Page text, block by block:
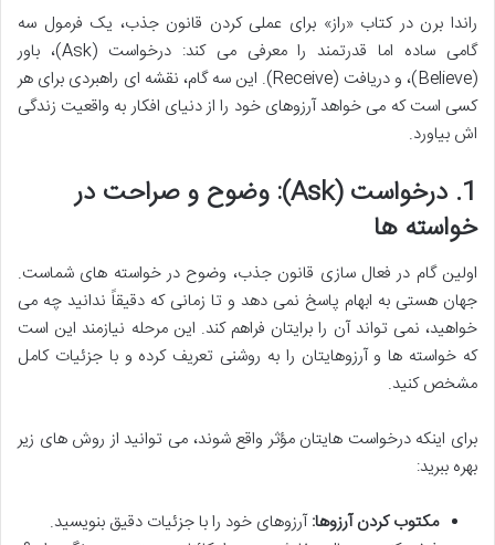
راندا برن در کتاب «راز» برای عملی کردن قانون جذب، یک فرمول سه
گامی ساده اما قدرتمند را معرفی می کند: درخواست (Ask)، باور
(Believe)، و دریافت (Receive). این سه گام، نقشه ای راهبردی برای هر
کسی است که می خواهد آرزوهای خود را از دنیای افکار به واقعیت زندگی
اش بیاورد.
1. درخواست (Ask): وضوح و صراحت در
خواسته ها
اولین گام در فعال سازی قانون جذب، وضوح در خواسته های شماست.
جهان هستی به ابهام پاسخ نمی دهد و تا زمانی که دقیقاً ندانید چه می
خواهید، نمی تواند آن را برایتان فراهم کند. این مرحله نیازمند این است
که خواسته ها و آرزوهایتان را به روشنی تعریف کرده و با جزئیات کامل
مشخص کنید.
برای اینکه درخواست هایتان مؤثر واقع شوند، می توانید از روش های زیر
بهره ببرید:
مکتوب کردن آرزوها:آرزوهای خود را با جزئیات دقیق بنویسید.